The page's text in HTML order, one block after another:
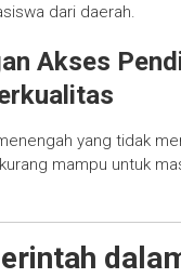
dari daerah.
Akses
yang tidak
mampu untuk